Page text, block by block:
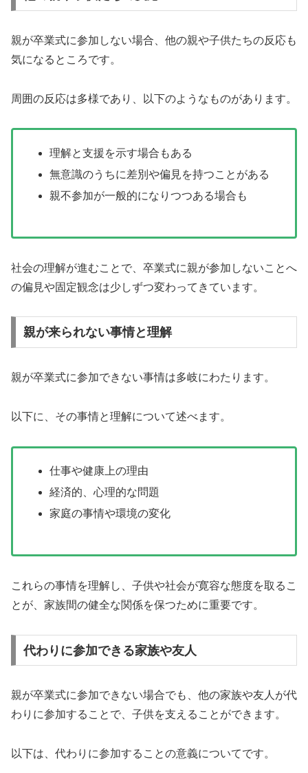
親が卒業式に参加しない場合、他の親や子供たちの反応も
気になるところです。
周囲の反応は多様であり、以下のようなものがあります。
理解と支援を示す場合もある
無意識のうちに差別や偏見を持つことがある
親不参加が一般的になりつつある場合も
社会の理解が進むことで、卒業式に親が参加しないことへ
の偏見や固定観念は少しずつ変わってきています。
親が来られない事情と理解
親が卒業式に参加できない事情は多岐にわたります。
以下に、その事情と理解について述べます。
仕事や健康上の理由
経済的、心理的な問題
家庭の事情や環境の変化
これらの事情を理解し、子供や社会が寛容な態度を取るこ
とが、家族間の健全な関係を保つために重要です。
代わりに参加できる家族や友人
親が卒業式に参加できない場合でも、他の家族や友人が代
わりに参加することで、子供を支えることができます。
以下は、代わりに参加することの意義についてです。